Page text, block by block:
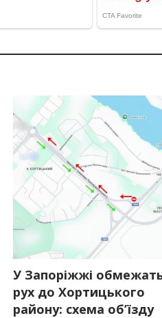
У Запоріжжі
рух до Хортицького
району: схема об’їзду